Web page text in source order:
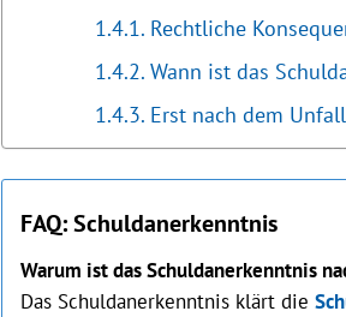
Rechtliche
Wann ist das
Erst nach dem
FAQ: Schuldanerkenntnis
Warum ist das Schuldanerkenntnis
Das Schuldanerkenntnis klärt die